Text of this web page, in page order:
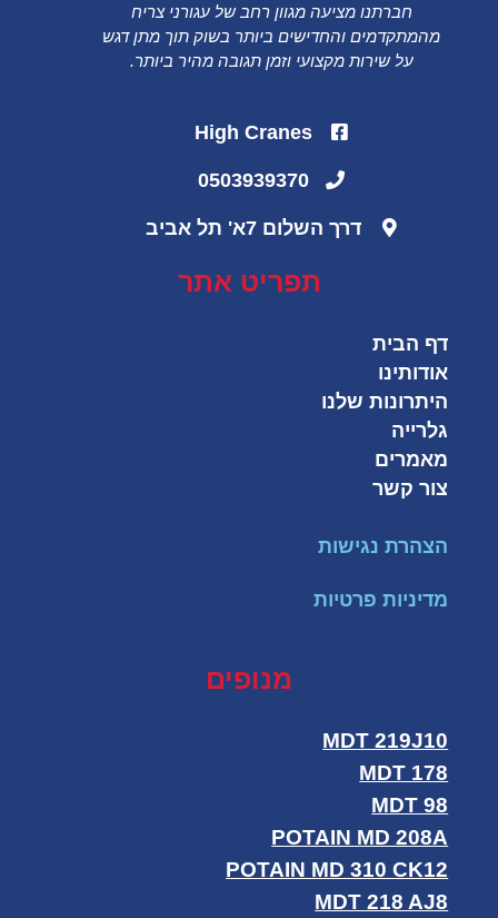
חברתנו מציעה מגוון רחב של עגורני צריח
מהמתקדמים והחדישים ביותר בשוק תוך מתן דגש
על שירות מקצועי וזמן תגובה מהיר ביותר.
High Cranes
0503939370
דרך השלום 7א' תל אביב
תפריט אתר
דף הבית
אודותינו
היתרונות שלנו
גלרייה
מאמרים
צור קשר
הצהרת נגישות
מדיניות פרטיות
מנופים
MDT 219J10
MDT 178
MDT 98
POTAIN MD 208A
POTAIN MD 310 CK12
MDT 218 AJ8